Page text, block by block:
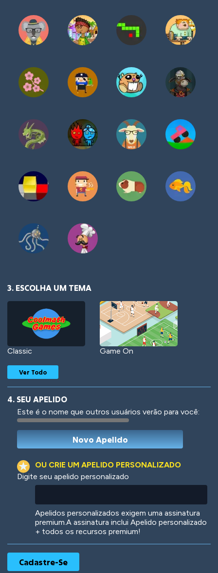
3. ESCOLHA UM TEMA
Classic Game On
Woof Jungle Cats
Ver Todo
4. SEU APELIDO
Este é o nome que outros usuários verão para você:
OU CRIE UM APELIDO PERSONALIZADO
Digite seu apelido personalizado
Apelidos personalizados exigem uma assinatura
premium.A assinatura inclui Apelido personalizado
+ todos os recursos premium!